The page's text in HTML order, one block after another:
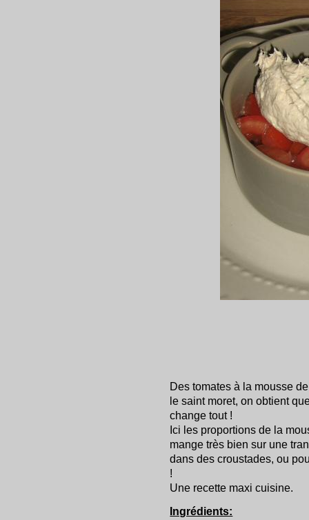
Des tomates à la mousse
le saint moret, on obtient
change tout !
Ici les proportions de la
mange très bien sur une
dans des croustades, ou
!
Une recette maxi cuisine.
Ingrédients: